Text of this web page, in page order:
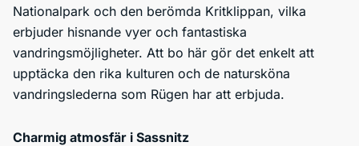
Nationalpark och den berömda Kritklippan, vilka
erbjuder hisnande vyer och fantastiska
vandringsmöjligheter. Att bo här gör det enkelt att
upptäcka den rika kulturen och de natursköna
vandringslederna som Rügen har att erbjuda.
Charmig atmosfär i Sassnitz